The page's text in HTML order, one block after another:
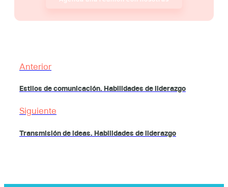
Anterior
Estilos de comunicación. Habilidades de liderazgo
Siguiente
Transmisión de ideas. Habilidades de liderazgo